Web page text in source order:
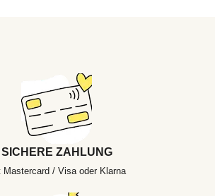
SICHERE ZAHLUNG
Mastercard / Visa oder Klarna